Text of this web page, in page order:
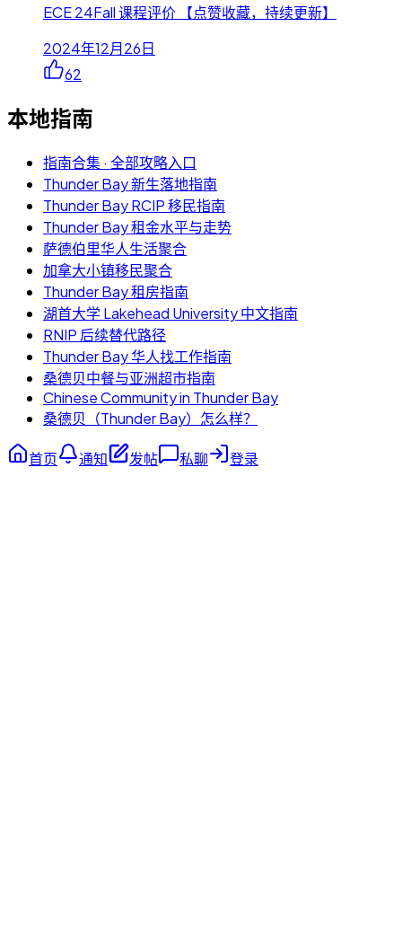
ECE 24Fall 课程评价 【点赞收藏，持续更新】
2024年12月26日
62
本地指南
指南合集 · 全部攻略入口
Thunder Bay 新生落地指南
Thunder Bay RCIP 移民指南
Thunder Bay 租金水平与走势
萨德伯里华人生活聚合
加拿大小镇移民聚合
Thunder Bay 租房指南
湖首大学 Lakehead University 中文指南
RNIP 后续替代路径
Thunder Bay 华人找工作指南
桑德贝中餐与亚洲超市指南
Chinese Community in Thunder Bay
桑德贝（Thunder Bay）怎么样？
首页 通知 发帖 私聊 登录